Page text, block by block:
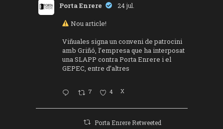
Porta Enrere 24 jul.
Nou article!
Viñuales signa un conveni de patrocini
amb Griñó, l’empresa que ha interposat
una SLAPP contra Porta Enrere i el
GEPEC, entre d’altres
7 4 X
Porta Enrere Retweeted